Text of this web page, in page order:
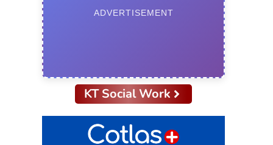
ADVERTISEMENT
KT Social Work